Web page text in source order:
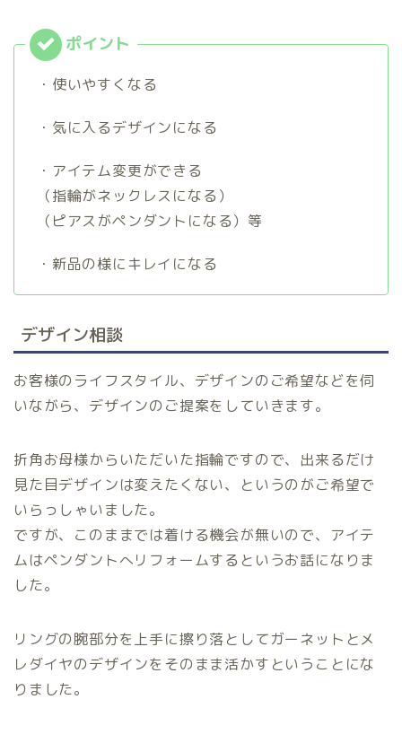
・使いやすくなる
・気に入るデザインになる
・アイテム変更ができる
（指輪がネックレスになる）
（ピアスがペンダントになる）等
・新品の様にキレイになる
デザイン相談
お客様のライフスタイル、デザインのご希望などを伺
いながら、デザインのご提案をしていきます。
折角お母様からいただいた指輪ですので、出来るだけ
見た目デザインは変えたくない、というのがご希望で
いらっしゃいました。
ですが、このままでは着ける機会が無いので、アイテ
ムはペンダントへリフォームするというお話になりま
した。
リングの腕部分を上手に擦り落としてガーネットとメ
レダイヤのデザインをそのまま活かすということにな
りました。